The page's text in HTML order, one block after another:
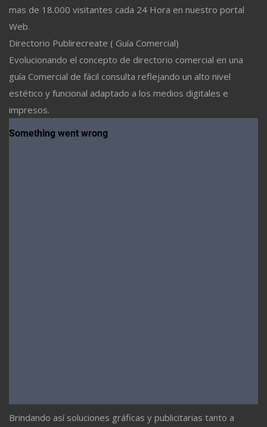
mas de 18.000 visitantes cada 24 Hora en nuestro portal
Web.
Directorio Publirecreate ( Guía Comercial)
Evolucionando el concepto de directorio comercial en una
guía Comercial de fácil consulta reflejando un alto nivel
estético y funcional adaptado a los medios digitales e
impresos.
Brindando así soluciones gráficas y publicitarias tanto a